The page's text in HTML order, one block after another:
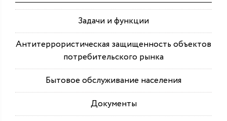
Задачи и функции
Антитеррористическая защищенность объектов
потребительского рынка
Бытовое обслуживание населения
Документы